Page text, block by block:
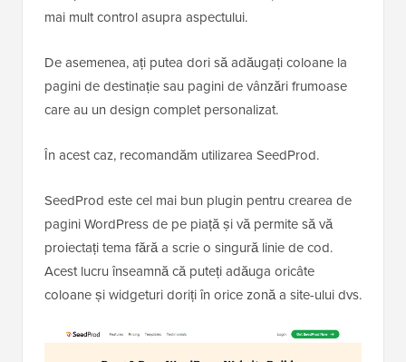
mai mult control asupra aspectului.
De asemenea, ați putea dori să adăugați coloane la
pagini de destinație sau pagini de vânzări frumoase
care au un design complet personalizat.
În acest caz, recomandăm utilizarea SeedProd.
SeedProd este cel mai bun plugin pentru crearea de
pagini WordPress de pe piață și vă permite să vă
proiectați tema fără a scrie o singură linie de cod.
Acest lucru înseamnă că puteți adăuga oricâte
coloane și widgeturi doriți în orice zonă a site-ului dvs.